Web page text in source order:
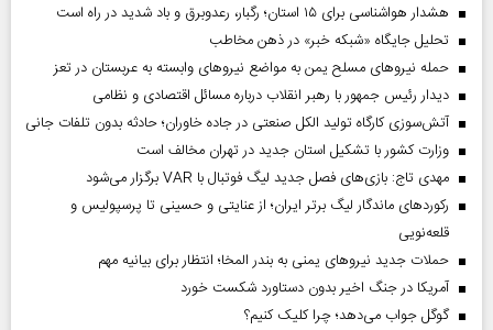
هشدار هواشناسی برای ۱۵ استان؛ رگبار، رعدوبرق و باد شدید در راه است
تحلیل جایگاه «شبکه خبر» در ذهن مخاطب
حمله نیروهای مسلح یمن به مواضع نیروهای وابسته به عربستان در تعز
دیدار رئیس‌ جمهور با رهبر انقلاب درباره مسائل اقتصادی و نظامی
آتش‌سوزی کارگاه تولید الکل صنعتی در جاده خاوران؛ حادثه بدون تلفات جانی
وزارت کشور با تشکیل استان جدید در تهران مخالف است
مهدی تاج: بازی‌های فصل جدید لیگ فوتبال با VAR برگزار می‌شود
رکورد‌های ماندگار لیگ برتر ایران؛ از عنایتی و حسینی تا پرسپولیس و
قلعه‌نویی
حملات جدید نیروهای یمنی به بندر المخا؛ انتظار برای بیانیه مهم
آمریکا در جنگ اخیر بدون دستاورد شکست خورد
گوگل جواب می‌دهد؛ چرا کلیک کنیم؟